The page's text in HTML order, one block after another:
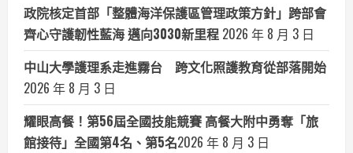
政院核定首部「整體海洋保護區管理政策方針」跨部會
齊心守護韌性藍海 邁向3030新里程 2026 年 8 月 3 日
中山大學護理系走進霧台 跨文化照護教育從部落開始
2026 年 8 月 3 日
耀眼高餐！第56屆全國技能競賽 高餐大附中勇奪「旅
館接待」全國第4名、第5名​2026 年 8 月 3 日